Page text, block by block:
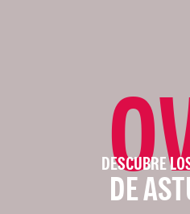
DESCUBRE
DE